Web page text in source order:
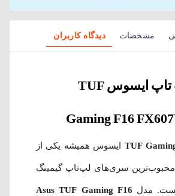
مشخصات دیدگاه کاربران
بررسی لپ‌‌ تاپ ایسوس TUF
Gaming F16
TUF ایسوس همیشه یکی از
سری‌های لپ‌تاپ گیمینگ
است. مدل Asus TUF Gaming F16